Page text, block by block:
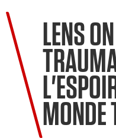
Bienvenue dans VIEW
LENS
MONDE